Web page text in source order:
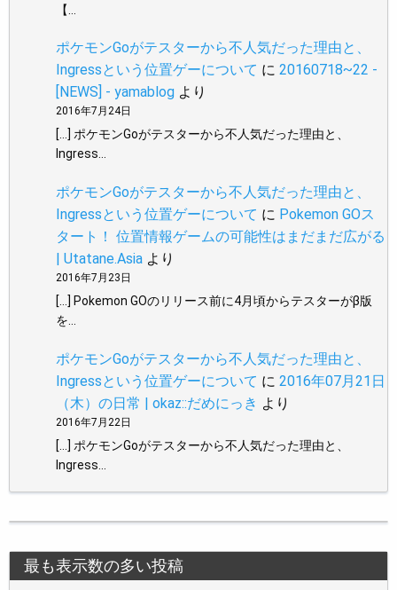
【…
ポケモンGoがテスターから不人気だった理由と、
Ingressという位置ゲーについて に 20160718~22 -
[NEWS] - yamablog より
2016年7月24日
[…] ポケモンGoがテスターから不人気だった理由と、
Ingress…
ポケモンGoがテスターから不人気だった理由と、
Ingressという位置ゲーについて に Pokemon GOス
タート！ 位置情報ゲームの可能性はまだまだ広がる
| Utatane.Asia より
2016年7月23日
[…] Pokemon GOのリリース前に4月頃からテスターがβ版
を…
ポケモンGoがテスターから不人気だった理由と、
Ingressという位置ゲーについて に 2016年07月21日
（木）の日常 | okaz::だめにっき より
2016年7月22日
[…] ポケモンGoがテスターから不人気だった理由と、
Ingress…
最も表示数の多い投稿